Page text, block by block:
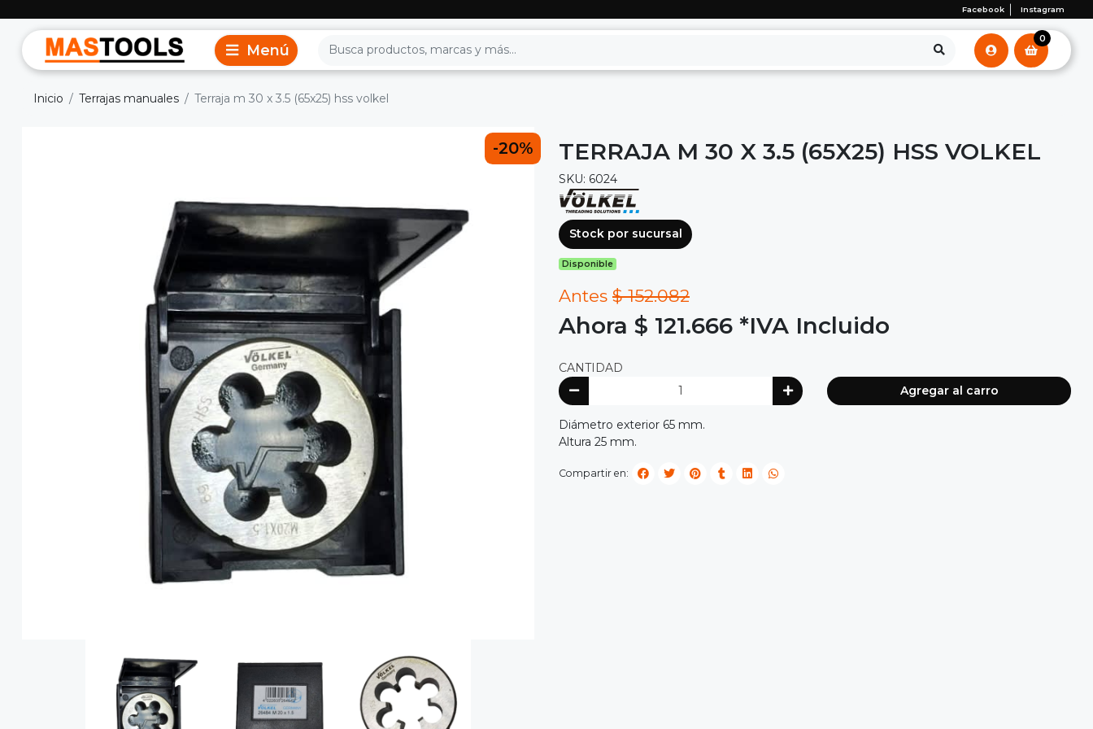
Facebook Instagram
0
Inicio Terrajas manuales Terraja m 30 x 3.5 (65x25) hss volkel
-20% TERRAJA M 30 X 3.5 (65X25) HSS VOLKEL
SKU: 6024
Stock por sucursal
Disponible
Antes $ 152.082
Ahora $ 121.666 *IVA Incluido
CANTIDAD
Agregar al carro
Diámetro exterior 65 mm.
Altura 25 mm.
Compartir en: